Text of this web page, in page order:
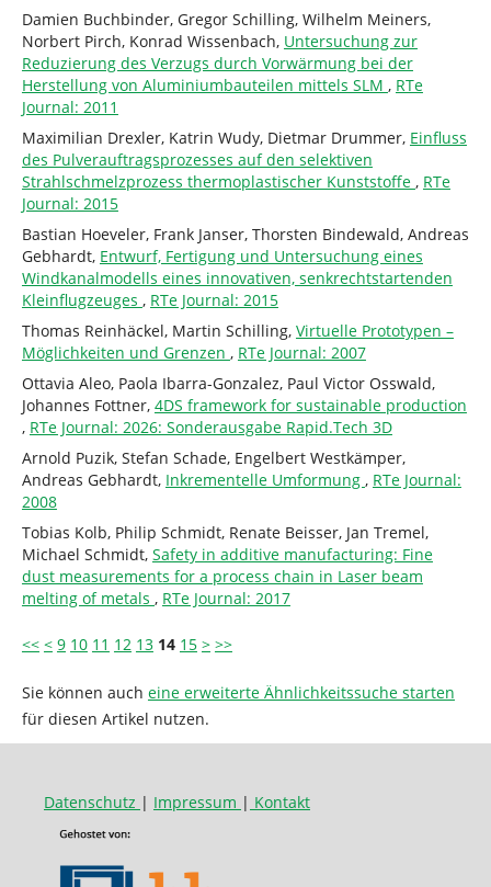
Damien Buchbinder, Gregor Schilling, Wilhelm Meiners,
Norbert Pirch, Konrad Wissenbach, Untersuchung zur
Reduzierung des Verzugs durch Vorwärmung bei der
Herstellung von Aluminiumbauteilen mittels SLM , RTe
Journal: 2011
Maximilian Drexler, Katrin Wudy, Dietmar Drummer, Einfluss
des Pulverauftragsprozesses auf den selektiven
Strahlschmelzprozess thermoplastischer Kunststoffe , RTe
Journal: 2015
Bastian Hoeveler, Frank Janser, Thorsten Bindewald, Andreas
Gebhardt, Entwurf, Fertigung und Untersuchung eines
Windkanalmodells eines innovativen, senkrechtstartenden
Kleinflugzeuges , RTe Journal: 2015
Thomas Reinhäckel, Martin Schilling, Virtuelle Prototypen –
Möglichkeiten und Grenzen , RTe Journal: 2007
Ottavia Aleo, Paola Ibarra-Gonzalez, Paul Victor Osswald,
Johannes Fottner, 4DS framework for sustainable production
, RTe Journal: 2026: Sonderausgabe Rapid.Tech 3D
Arnold Puzik, Stefan Schade, Engelbert Westkämper,
Andreas Gebhardt, Inkrementelle Umformung , RTe Journal:
2008
Tobias Kolb, Philip Schmidt, Renate Beisser, Jan Tremel,
Michael Schmidt, Safety in additive manufacturing: Fine
dust measurements for a process chain in Laser beam
melting of metals , RTe Journal: 2017
<< < 9 10 11 12 13 14 15 > >>
Sie können auch eine erweiterte Ähnlichkeitssuche starten
für diesen Artikel nutzen.
Datenschutz | Impressum | Kontakt